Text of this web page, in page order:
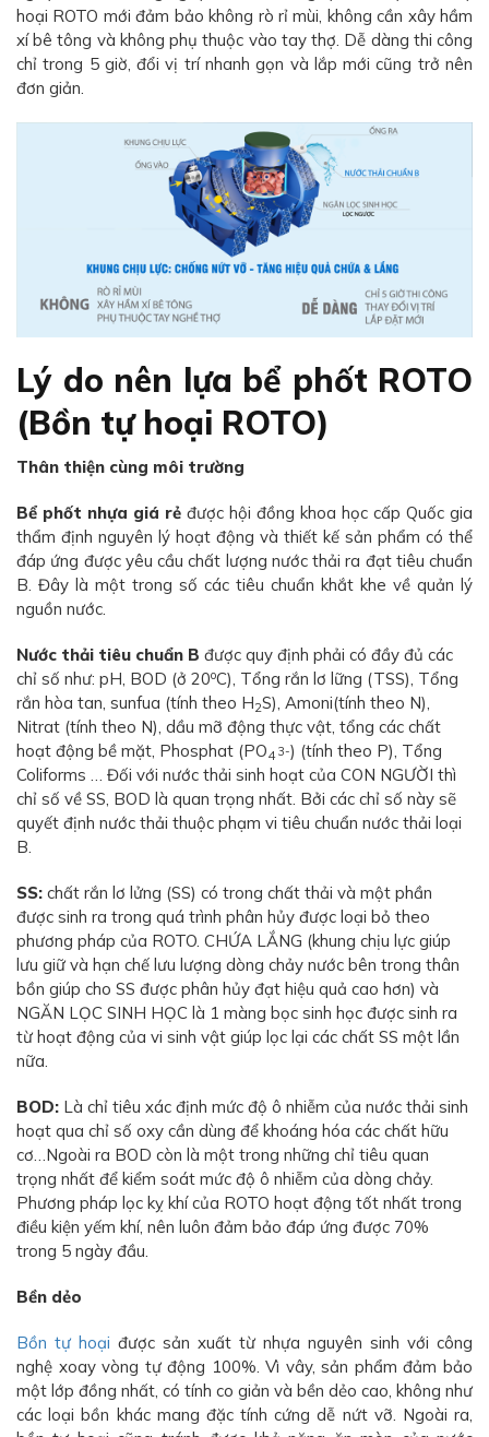
hoại ROTO mới đảm bảo không rò rỉ mùi, không cần xây hầm
xí bê tông và không phụ thuộc vào tay thợ. Dễ dàng thi công
chỉ trong 5 giờ, đổi vị trí nhanh gọn và lắp mới cũng trở nên
đơn giản.
Lý do nên lựa bể phốt ROTO
(Bồn tự hoại ROTO)
Thân thiện cùng môi trường
Bể phốt nhựa giá rẻ được hội đồng khoa học cấp Quốc gia
thẩm định nguyên lý hoạt động và thiết kế sản phẩm có thể
đáp ứng được yêu cầu chất lượng nước thải ra đạt tiêu chuẩn
B. Đây là một trong số các tiêu chuẩn khắt khe về quản lý
nguồn nước.
Nước thải tiêu chuẩn B được quy định phải có đầy đủ các
chỉ số như: pH, BOD (ở 20oC), Tổng rắn lơ lững (TSS), Tổng
rắn hòa tan, sunfua (tính theo H2S), Amoni(tính theo N),
Nitrat (tính theo N), dầu mỡ động thực vật, tổng các chất
hoạt động bề mặt, Phosphat (PO4 3-) (tính theo P), Tổng
Coliforms … Đối với nước thải sinh hoạt của CON NGƯỜI thì
chỉ số về SS, BOD là quan trọng nhất. Bởi các chỉ số này sẽ
quyết định nước thải thuộc phạm vi tiêu chuẩn nước thải loại
B.
SS: chất rắn lơ lửng (SS) có trong chất thải và một phần
được sinh ra trong quá trình phân hủy được loại bỏ theo
phương pháp của ROTO. CHỨA LẮNG (khung chịu lực giúp
lưu giữ và hạn chế lưu lượng dòng chảy nước bên trong thân
bồn giúp cho SS được phân hủy đạt hiệu quả cao hơn) và
NGĂN LỌC SINH HỌC là 1 màng bọc sinh học được sinh ra
từ hoạt động của vi sinh vật giúp lọc lại các chất SS một lần
nữa.
BOD: Là chỉ tiêu xác định mức độ ô nhiễm của nước thải sinh
hoạt qua chỉ số oxy cần dùng để khoáng hóa các chất hữu
cơ…Ngoài ra BOD còn là một trong những chỉ tiêu quan
trọng nhất để kiểm soát mức độ ô nhiễm của dòng chảy.
Phương pháp lọc kỵ khí của ROTO hoạt động tốt nhất trong
điều kiện yếm khí, nên luôn đảm bảo đáp ứng được 70%
trong 5 ngày đầu.
Bền dẻo
Bồn tự hoại được sản xuất từ nhựa nguyên sinh với công
nghệ xoay vòng tự động 100%. Vì vây, sản phẩm đảm bảo
một lớp đồng nhất, có tính co giản và bền dẻo cao, không như
các loại bồn khác mang đặc tính cứng dễ nứt vỡ. Ngoài ra,